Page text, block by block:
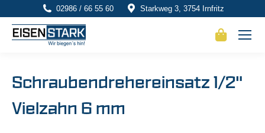
02986 / 66 55 60 Starkweg 3, 3754 Irnfritz
Schraubendrehereinsatz 1/2"
Vielzahn 6 mm